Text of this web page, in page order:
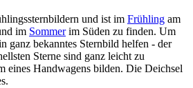
und ist im Frühling am
im Sommerim Süden zu finden. Um
ganz bekanntes Sternbild helfen - der
Sterne sind ganz leicht zu
eines Handwagens bilden. Die Deichsel